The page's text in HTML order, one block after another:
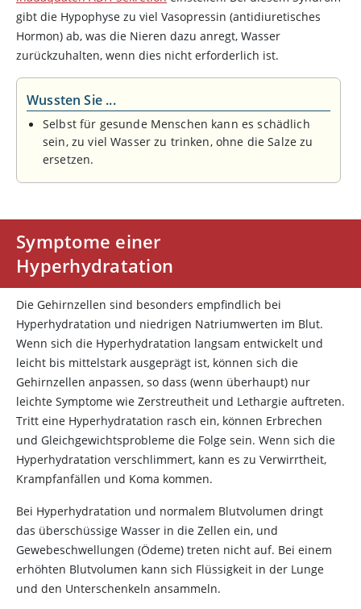
gibt die Hypophyse zu viel Vasopressin (antidiuretisches
Hormon) ab, was die Nieren dazu anregt, Wasser
zurückzuhalten, wenn dies nicht erforderlich ist.
Wussten Sie ...
Selbst für gesunde Menschen kann es schädlich
sein, zu viel Wasser zu trinken, ohne die Salze zu
ersetzen.
Symptome einer
Hyperhydratation
Die Gehirnzellen sind besonders empfindlich bei
Hyperhydratation und niedrigen Natriumwerten im Blut.
Wenn sich die Hyperhydratation langsam entwickelt und
leicht bis mittelstark ausgeprägt ist, können sich die
Gehirnzellen anpassen, so dass (wenn überhaupt) nur
leichte Symptome wie Zerstreutheit und Lethargie auftreten.
Tritt eine Hyperhydratation rasch ein, können Erbrechen
und Gleichgewichtsprobleme die Folge sein. Wenn sich die
Hyperhydratation verschlimmert, kann es zu Verwirrtheit,
Krampfanfällen und Koma kommen.
Bei Hyperhydratation und normalem Blutvolumen dringt
das überschüssige Wasser in die Zellen ein, und
Gewebeschwellungen (Ödeme) treten nicht auf. Bei einem
erhöhten Blutvolumen kann sich Flüssigkeit in der Lunge
und den Unterschenkeln ansammeln.